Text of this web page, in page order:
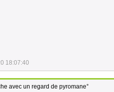
18:07:40
avec un regard de pyromane°